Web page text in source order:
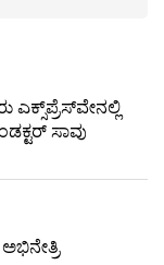
ಎಕ್ಸ್​ಪ್ರೆಸ್‌ವೇನಲ್ಲಿ
ಸಾವು